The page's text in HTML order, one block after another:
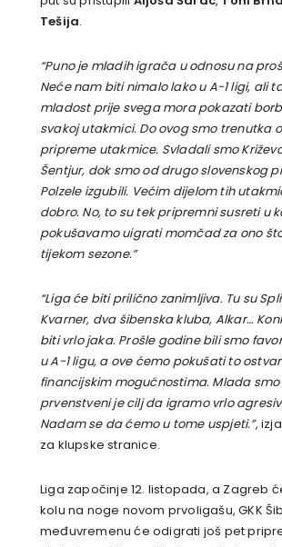
Tešija.
“Puno je mladih igrača u odnosu na
Neće nam biti nimalo lako u A-1 ligi, ali
mladost prije svega mora pokazati
svakoj utakmici. Do ovog smo trenutka
pripreme utakmice. Svladali smo
Šentjur, dok smo od drugo slovenskog
Polzele izgubili. Većim dijelom tih
dobro. No, to su tek pripremni susreti u
pokušavamo uigrati momčad za ono
tijekom sezone.”
“Liga će biti prilično zanimljiva. Tu su
Kvarner, dva šibenska kluba, Alkar…
biti vrlo jaka. Prošle godine bili smo
u A-1 ligu, a ove ćemo pokušati to
financijskim mogućnostima. Mlada
prvenstveni je cilj da igramo vrlo
Nadam se da ćemo u tome uspjeti.”,
za klupske stranice.
Liga započinje 12. listopada, a Zagreb
kolu na noge novom prvoligašu, GKK
međuvremenu će odigrati još pet